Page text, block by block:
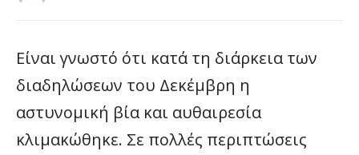
Είναι γνωστό ότι κατά τη διάρκεια των
διαδηλώσεων του Δεκέμβρη η
αστυνομική βία και αυθαιρεσία
κλιμακώθηκε. Σε πολλές περιπτώσεις